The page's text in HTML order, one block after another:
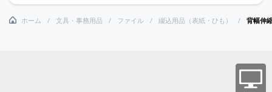
ホーム 文具・事務用品 ファイル 綴込用品（表紙・ひも） 背幅伸